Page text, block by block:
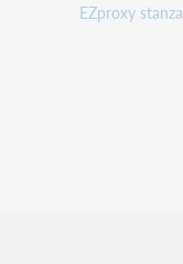
EZproxy stanza